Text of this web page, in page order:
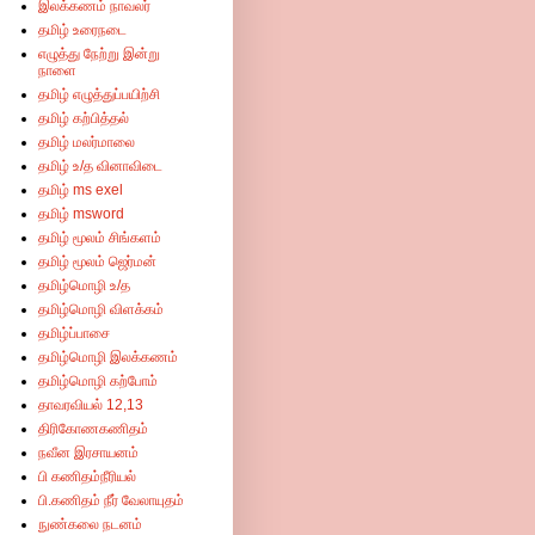
இலக்கணம் நாவலர்
தமிழ் உரைநடை
எழுத்து நேற்று இன்று
நாளை
தமிழ் எழுத்துப்பயிற்சி
தமிழ் கற்பித்தல்
தமிழ் மலர்மாலை
தமிழ் உ/த வினாவிடை
தமிழ் ms exel
தமிழ் msword
தமிழ் மூலம் சிங்களம்
தமிழ் மூலம் ஜெர்மன்
தமிழ்மொழி உ/த
தமிழ்மொழி விளக்கம்
தமிழ்ப்பாசை
தமிழ்மொழி இலக்கணம்
தமிழ்மொழி கற்போம்
தாவரவியல் 12,13
திரிகோணகணிதம்
நவீன இரசாயனம்
பி கணிதம்நீரியல்
பி.கணிதம் நீர் வேலாயுதம்
நுண்கலை நடனம்